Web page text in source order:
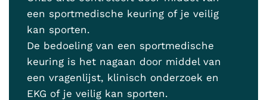
een sportmedische keuring of je veilig
kan sporten.
De bedoeling van een sportmedische
keuring is het nagaan door middel van
een vragenlijst, klinisch onderzoek en
EKG of je veilig kan sporten.